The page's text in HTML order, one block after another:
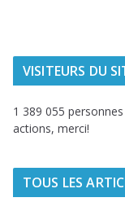
VISITEURS DU
1 389 055
actions, merci!
TOUS LES